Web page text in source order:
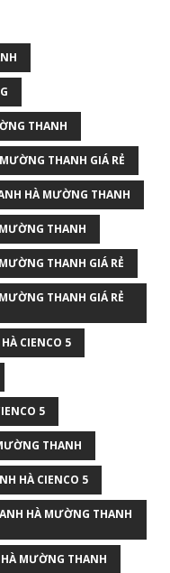
THANH
THANH GIÁ RẺ
HÀ MƯỜNG THANH
THANH
THANH GIÁ RẺ
THANH GIÁ RẺ
CIENCO 5
5
THANH
HÀ CIENCO 5
HÀ MƯỜNG THANH
MƯỜNG THANH